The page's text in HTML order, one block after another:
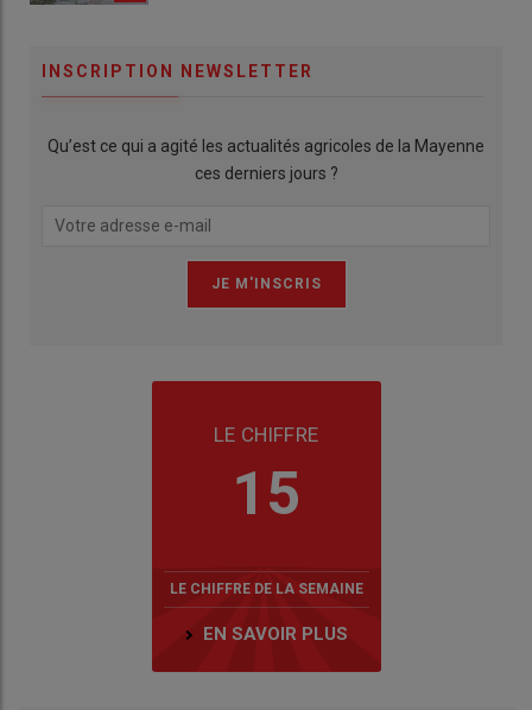
INSCRIPTION NEWSLETTER
Qu’est ce qui a agité les actualités agricoles de la Mayenne
ces derniers jours ?
LE CHIFFRE
15
LE CHIFFRE DE LA SEMAINE
EN SAVOIR PLUS